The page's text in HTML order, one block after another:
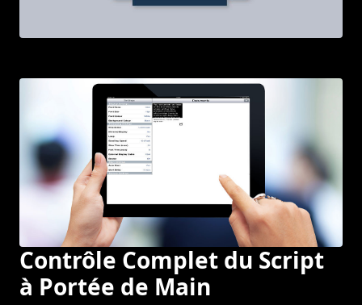
Contrôle Complet du Script
à Portée de Main